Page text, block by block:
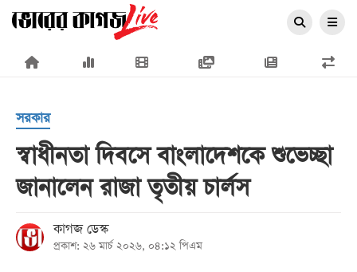
×
প্রচ্ছদ
জাতীয়
রাজনীতি
সরকার
স্বাধীনতা দিবসে বাংলাদেশকে শুভেচ্ছা
জানালেন রাজা তৃতীয় চার্লস
কাগজ ডেস্ক
প্রকাশ: ২৬ মার্চ ২০২৬, ০৪:১২ পিএম